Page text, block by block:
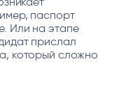
паспорт
Или на этапе
прислал
который сложно